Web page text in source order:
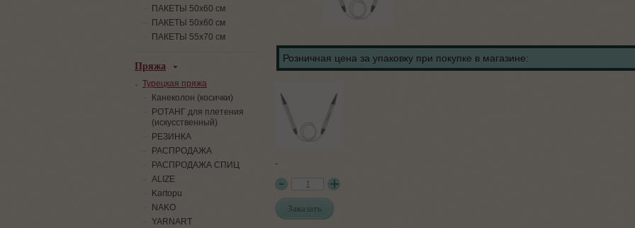
Розничная цена за упаковку при покупке в магазине:
-
Заказать
ПАКЕТЫ 50х60 см
ПАКЕТЫ 50х60 см
ПАКЕТЫ 55х70 см
Пряжа
Турецкая пряжа
Канеколон (косички)
РОТАНГ для плетения
(искусственный)
PЕЗИНКА
РАСПРОДАЖА
РАСПРОДАЖА СПИЦ
ALIZE
Kartopu
NAKO
YARNART